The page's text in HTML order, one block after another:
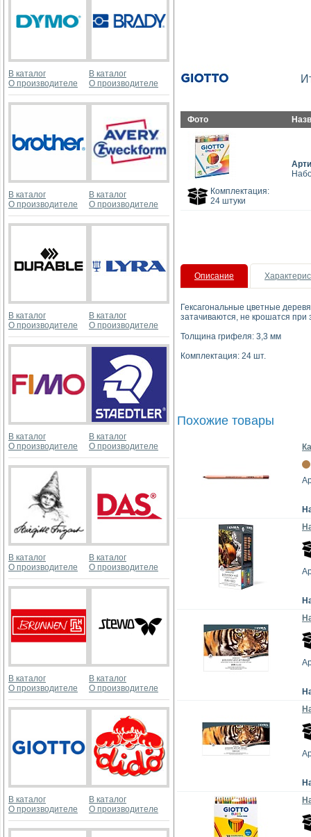
В каталог
О производителе
В каталог
О производителе
В каталог
О производителе
В каталог
О производителе
В каталог
О производителе
В каталог
О производителе
В каталог
О производителе
В каталог
О производителе
В каталог
О производителе
В каталог
О производителе
В каталог
О производителе
В каталог
О производителе
В каталог
О производителе
В каталог
О производителе
Фото
Комплектация:
24 штуки
Описание
Гексагональные цветные
затачиваются, не крошатся при
Толщина грифеля: 3,3 мм
Комплектация: 24 шт.
Похожие товары